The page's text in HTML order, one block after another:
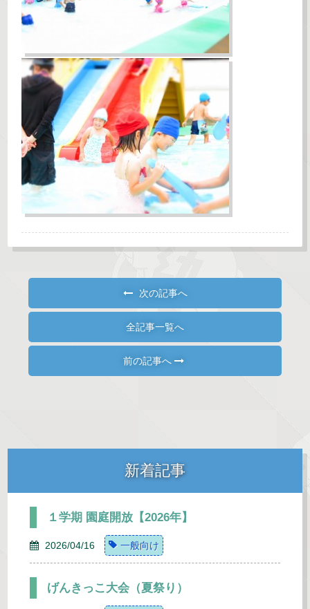
次の記事へ
全記事一覧へ
前の記事へ
新着記事
１学期 園庭開放【2026年】
2026/04/16 一般向け
げんきっこ大会（夏祭り）